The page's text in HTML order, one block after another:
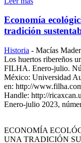
Economía
tradición
Historia - Macías
Los huertos ribereños
FILHA. Enero-julio.
México: Universidad
en: http://
Handle: http://
Enero-julio 2023,
ECONOMÍA
UNA TRADICIÓN